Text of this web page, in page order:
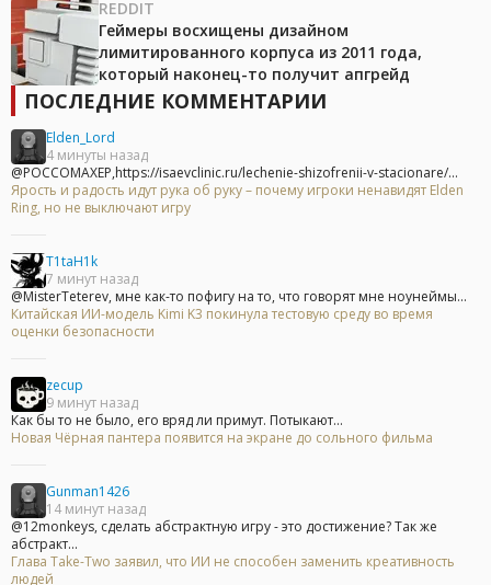
REDDIT
Геймеры восхищены дизайном
лимитированного корпуса из 2011 года,
который наконец-то получит апгрейд
ПОСЛЕДНИЕ КОММЕНТАРИИ
Elden_Lord
4 минуты назад
@POCCOMAXEP,https://isaevclinic.ru/lechenie-shizofrenii-v-stacionare/...
Ярость и радость идут рука об руку – почему игроки ненавидят Elden
Ring, но не выключают игру
T1taH1k
7 минут назад
@MisterTeterev, мне как-то пофигу на то, что говорят мне ноунеймы...
Китайская ИИ-модель Kimi K3 покинула тестовую среду во время
оценки безопасности
zecup
9 минут назад
Как бы то не было, его вряд ли примут. Потыкают...
Новая Чёрная пантера появится на экране до сольного фильма
Gunman1426
14 минут назад
@12monkeys, сделать абстрактную игру - это достижение? Так же
абстракт...
Глава Take-Two заявил, что ИИ не способен заменить креативность
людей